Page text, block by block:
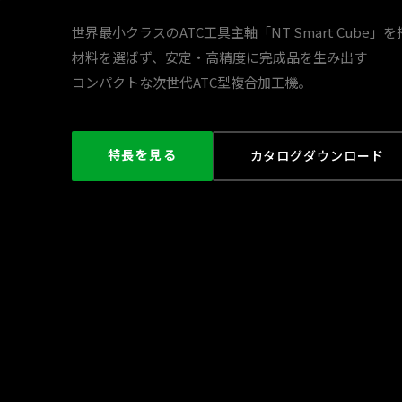
世界最小クラスのATC工具主軸「NT Smart Cube」を
材料を選ばず、安定・高精度に完成品を生み出す
コンパクトな次世代ATC型複合加工機。
特長を見る カタログダウンロード